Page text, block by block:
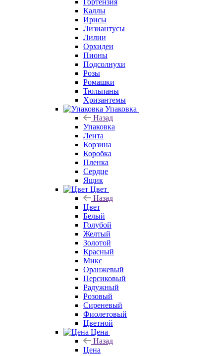
Гортензия
Каллы
Ирисы
Лизиантусы
Лилии
Орхидеи
Пионы
Подсолнухи
Розы
Ромашки
Тюльпаны
Хризантемы
Упаковка
Назад
Упаковка
Лента
Корзина
Коробка
Пленка
Сердце
Ящик
Цвет
Назад
Цвет
Белый
Голубой
Желтый
Золотой
Красный
Микс
Оранжевый
Персиковый
Радужный
Розовый
Сиреневый
Фиолетовый
Цветной
Цена
Назад
Цена